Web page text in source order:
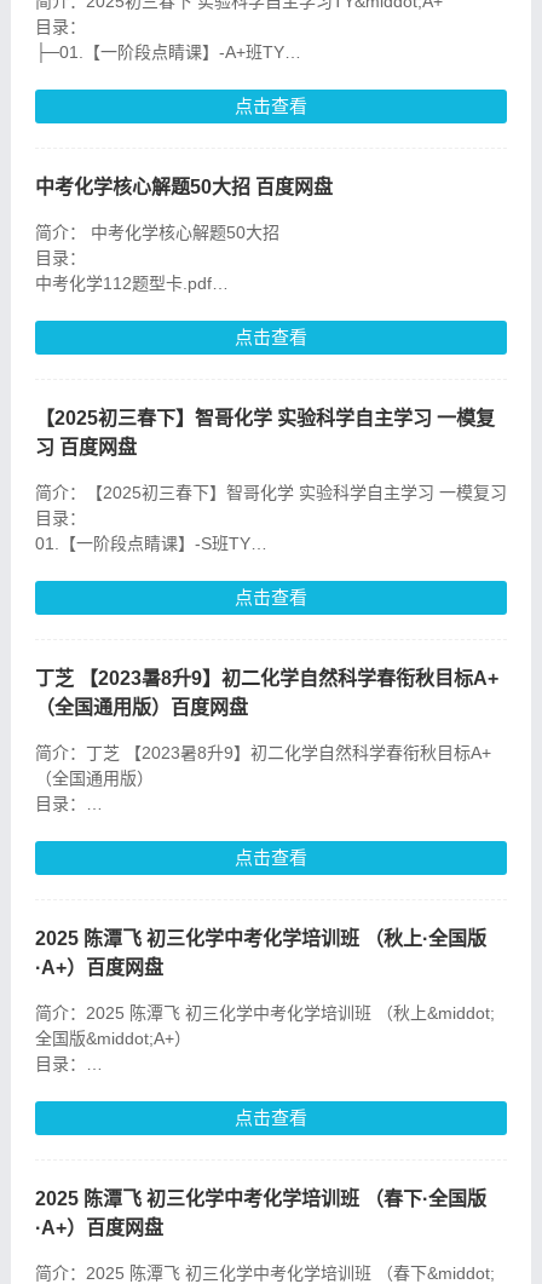
目录：
├─01.【一阶段点睛课】-A+班TY
│ 01.【一阶段点睛课】-A+班TY】.mp4
│ 01.【课
点击查看
中考化学核心解题50大招 百度网盘
简介： 中考化学核心解题50大招
目录：
中考化学112题型卡.pdf
中考化学112题型训练答案.pdf
中考化学66个必考题型.pdf
中
点击查看
【2025初三春下】智哥化学 实验科学自主学习 一模复
习 百度网盘
简介：【2025初三春下】智哥化学 实验科学自主学习 一模复习
目录：
01.【一阶段点睛课】-S班TY
03.【易错题专项】春S班TY-12
04.【通关宝典】三大护
点击查看
丁芝 【2023暑8升9】初二化学自然科学春衔秋目标A+
（全国通用版）百度网盘
简介：丁芝 【2023暑8升9】初二化学自然科学春衔秋目标A+
（全国通用版）
目录：
第11讲元素与元素周期表_.mkv
第12讲春衔秋综合复习_.mkv
点击查看
2025 陈潭飞 初三化学中考化学培训班 （秋上·全国版
·A+）百度网盘
简介：2025 陈潭飞 初三化学中考化学培训班 （秋上&middot;
全国版&middot;A+）
目录：
11.初三化学导学（全国A+）
3.空气
4.氧气
5.氧气的制
点击查看
2025 陈潭飞 初三化学中考化学培训班 （春下·全国版
·A+）百度网盘
简介：2025 陈潭飞 初三化学中考化学培训班 （春下&middot;